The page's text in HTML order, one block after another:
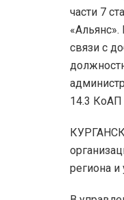
части 7
связи с
14.3
региона и